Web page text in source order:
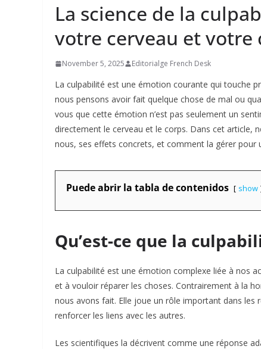
La science de la
votre cerveau et votre
November 5, 2025 Editorialge French Desk
La culpabilité est une émotion courante qui touche
nous pensons avoir fait quelque chose de mal ou
vous que cette émotion n’est pas seulement un
directement le cerveau et le corps. Dans cet article,
nous, ses effets concrets, et comment la gérer pour
Puede abrir la tabla de contenidos show
Qu’est-ce que la
La culpabilité est une émotion complexe liée à nos
et à vouloir réparer les choses. Contrairement à la
nous avons fait. Elle joue un rôle important dans les
renforcer les liens avec les autres.​
Les scientifiques la décrivent comme une réponse